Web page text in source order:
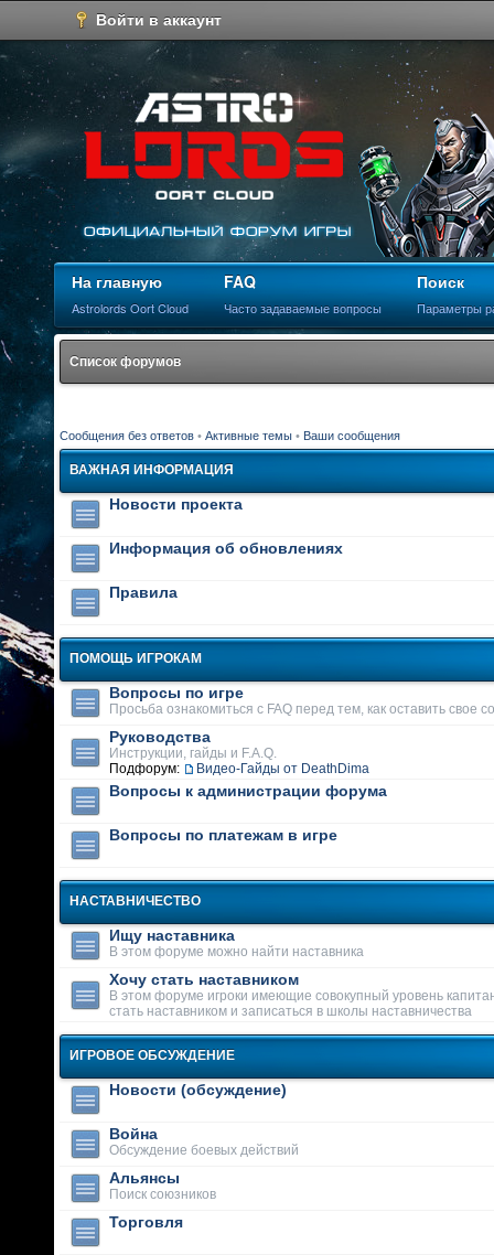
Войти в аккаунт
На главную
Astrolords Oort Cloud
FAQ
Часто задаваемые вопросы
Поиск
Параметры
Список форумов
Сообщения без ответов • Активные темы • Ваши сообщения
ВАЖНАЯ ИНФОРМАЦИЯ
Новости проекта
Информация об обновлениях
Правила
ПОМОЩЬ ИГРОКАМ
Вопросы по игре
Просьба ознакомиться с FAQ перед тем, как оставить свое
Руководства
Инструкции, гайды и F.A.Q.
Подфорум:
Видео-Гайды от DeathDima
Вопросы к администрации форума
Вопросы по платежам в игре
НАСТАВНИЧЕСТВО
Ищу наставника
В этом форуме можно найти наставника
Хочу стать наставником
В этом форуме игроки имеющие совокупный уровень
стать наставником и записаться в школы наставничества
ИГРОВОЕ ОБСУЖДЕНИЕ
Новости (обсуждение)
Война
Обсуждение боевых действий
Альянсы
Поиск союзников
Торговля